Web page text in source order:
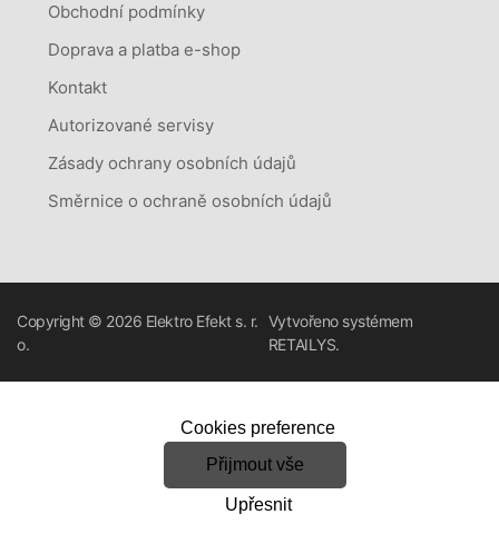
Obchodní podmínky
Doprava a platba e-shop
Kontakt
Autorizované servisy
Zásady ochrany osobních údajů
Směrnice o ochraně osobních údajů
Copyright © 2026 Elektro Efekt s. r.
o.
Vytvořeno systémem
RETAILYS.
Cookies preference
Přijmout vše
Upřesnit